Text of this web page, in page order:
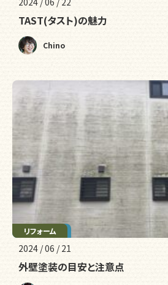
TAST(タスト)の魅力
Chino
メンテナンス
リフォーム
2024 / 06 / 21
外壁塗装の目安と注意点